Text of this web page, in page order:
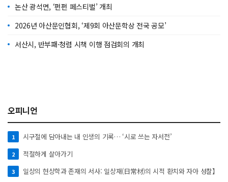
논산 광석면, ‘펀펀 페스티벌’ 개최
2026년 아산문인협회, ‘제9회 아산문학상 전국 공모’
서산시, 반부패·청렴 시책 이행 점검회의 개최
오피니언
1 시구절에 담아내는 내 인생의 기록… ‘시로 쓰는 자서전’
2 적절하게 살아가기
3 일상의 현상학과 존재의 서사: 일상재(日常材)의 시적 환치와 자아 성찰】